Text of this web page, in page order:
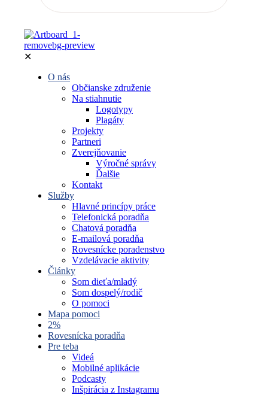
✕
O nás
Občianske združenie
Na stiahnutie
Logotypy
Plagáty
Projekty
Partneri
Zverejňovanie
Výročné správy
Ďalšie
Kontakt
Služby
Hlavné princípy práce
Telefonická poradňa
Chatová poradňa
E-mailová poradňa
Rovesnícke poradenstvo
Vzdelávacie aktivity
Články
Som dieťa/mladý
Som dospelý/rodič
O pomoci
Mapa pomoci
2%
Rovesnícka poradňa
Pre teba
Videá
Mobilné aplikácie
Podcasty
Inšpirácia z Instagramu